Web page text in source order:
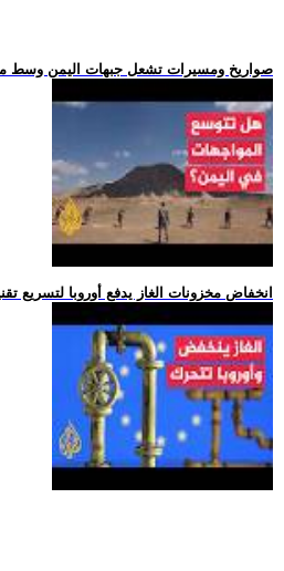
.. صواريخ ومسيرات تشعل جبهات اليمن وسط
.. انخفاض مخزونات الغاز يدفع أوروبا لتسريع